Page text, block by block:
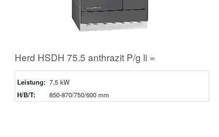
Herd HSDH 75.5 anthrazit P/g li =
Leistung: 7,5 kW
H/B/T:
850-870/750/600 mm